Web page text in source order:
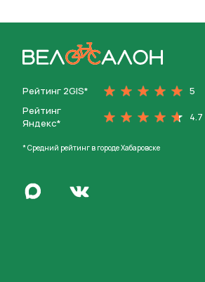
Рейтинг 2GIS*
5
Рейтинг
Яндекс*
4.7
* Средний рейтинг в городе Хабаровске
Написать в MaxПерейти во Вконтакте